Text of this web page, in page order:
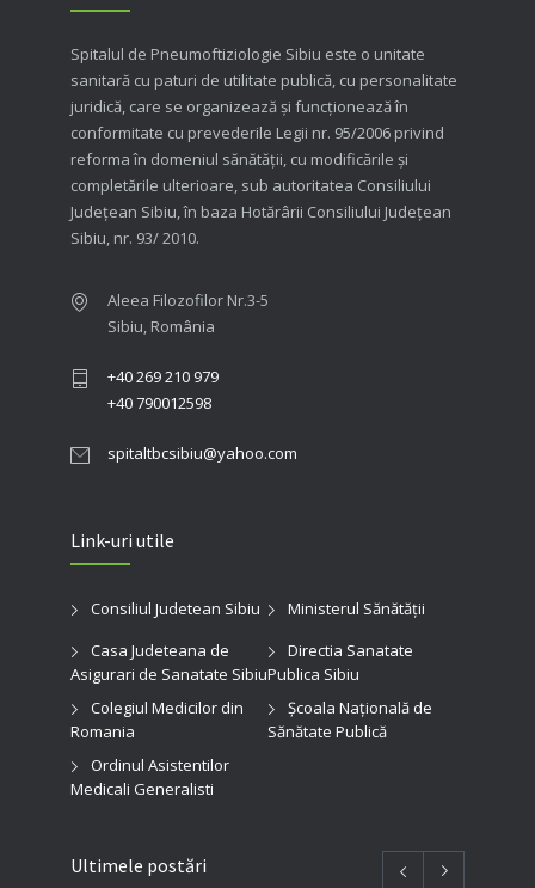
Spitalul de Pneumoftiziologie Sibiu este o unitate
sanitară cu paturi de utilitate publică, cu personalitate
juridică, care se organizează şi funcţionează în
conformitate cu prevederile Legii nr. 95/2006 privind
reforma în domeniul sănătăţii, cu modificările şi
completările ulterioare, sub autoritatea Consiliului
Judeţean Sibiu, în baza Hotărârii Consiliului Judeţean
Sibiu, nr. 93/ 2010.
Aleea Filozofilor Nr.3-5
Sibiu, România
+40 269 210 979
+40 790012598
spitaltbcsibiu@yahoo.com
Link-uri utile
Consiliul Judetean Sibiu
Ministerul Sănătății
Casa Judeteana de
Asigurari de Sanatate Sibiu
Directia Sanatate
Publica Sibiu
Colegiul Medicilor din
Romania
Şcoala Naţională de
Sănătate Publică
Ordinul Asistentilor
Medicali Generalisti
Ultimele postări